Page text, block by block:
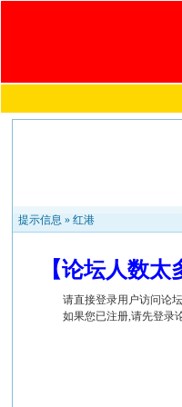
提示信息 »红港
【论坛人数
请直接登录用户访问论
如果您已注册,请先登录